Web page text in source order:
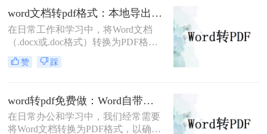
word文档转pdf格式：本地导出和在线工具怎么选！
在日常工作和学习中，将Word文档
（.docx或.doc格式）转换为PDF格式
是一项常见的需求。PDF文件因其跨
平台兼容性、保持文档格式不变以及
本文将详细介绍两种将Word文档转换
成PDF格式的方法。
赞 踩
word转pdf免费做：Word自带导出和在线工具效果差在哪！
在日常办公和学习中，我们经常需要
将Word文档转换为PDF格式，以确保